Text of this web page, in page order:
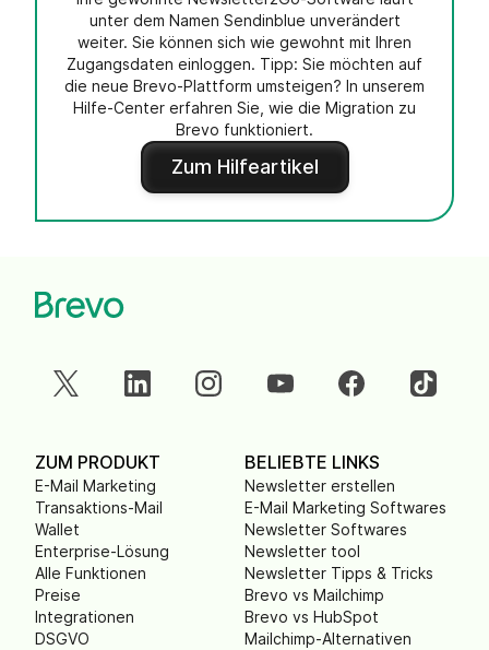
unter dem Namen Sendinblue unverändert
weiter. Sie können sich wie gewohnt mit Ihren
Zugangsdaten einloggen. Tipp: Sie möchten auf
die neue Brevo-Plattform umsteigen? In unserem
Hilfe-Center erfahren Sie, wie die Migration zu
Brevo funktioniert.
Zum Hilfeartikel
ZUM PRODUKT
E-Mail Marketing
Transaktions-Mail
Wallet
Enterprise-Lösung
Alle Funktionen
Preise
Integrationen
DSGVO
BELIEBTE LINKS
Newsletter erstellen
E-Mail Marketing Softwares
Newsletter Softwares
Newsletter tool
Newsletter Tipps & Tricks
Brevo vs Mailchimp
Brevo vs HubSpot
Mailchimp-Alternativen